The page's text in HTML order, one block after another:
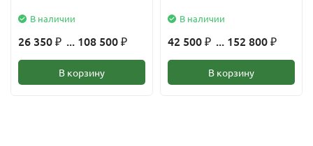
В наличии
26 350 ₽ ... 108 500 ₽
В корзину
В наличии
42 500 ₽ ... 152 800 ₽
В корзину